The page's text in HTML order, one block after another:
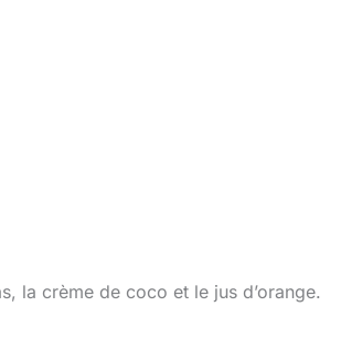
la crème de coco et le jus d’orange.